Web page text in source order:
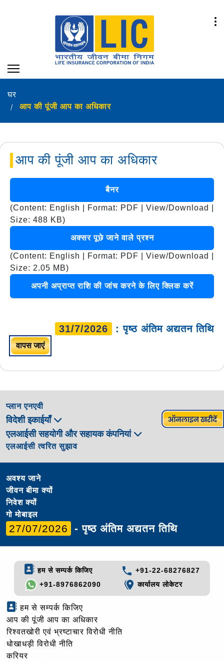
घर
आप की पूंजी आप का अधिकार
आप की पूंजी आप का अधिकार
बैनर
(Content: English | Format: PDF | View/Download |
Size: 488 KB)
अक्सर पूछे जाने वाले प्रश्न
(Content: English | Format: PDF | View/Download |
Size: 2.05 MB)
अपनी अप्राप्त राशि की जांच करने के लिए क्लिक करें
31/7/2026 : पृष्ठ अंतिम अद्यतन तिथि
वापस जाएं
प्लान एनएवी
विदेशी इकाईयाँ
एलआईसी सहयोगी और सहायक कंपनियां
एलआईसी त्वरित सुझाव
अवश्य जाने
जीवन बीमा क्यों
निवेश क्यों
गो मोबाइल
27/07/2026 - पृष्ठ अंतिम अद्यतन तिथि
हम से सम्पर्क किजिए
+91-22-68276827
+91-8976862090
कार्यालय लोकेटर
हम से सम्पर्क किजिए
आप की पूंजी आप का अधिकार
रिश्वतखोरी एवं भ्रष्टाचार विरोधी नीति
धोखाधड़ी विरोधी नीति
करियर